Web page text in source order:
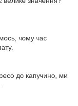
чому час
до капучино, ми